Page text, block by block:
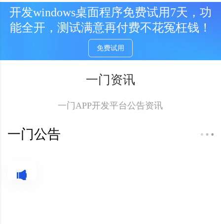
开发EXE从一门开始！免费试用
开发windows桌面程序免费试用7天，功
能全开，测试满意再付费不花冤枉钱！
免费试用
一门资讯
一门APP开发平台公告资讯
一门公告